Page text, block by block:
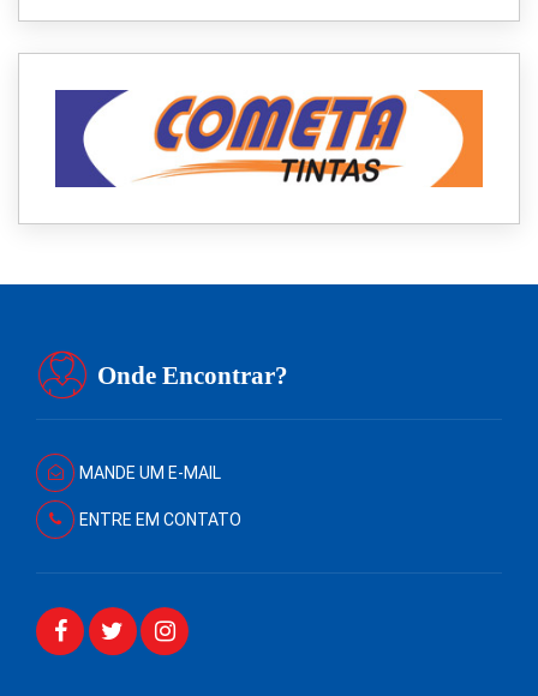
Onde Encontrar?
MANDE UM E-MAIL
ENTRE EM CONTATO